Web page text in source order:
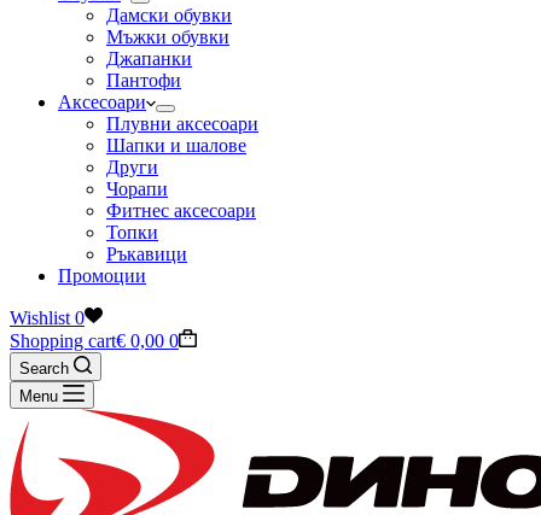
Дамски обувки
Мъжки обувки
Джапанки
Пантофи
Аксесоари
Плувни аксесоари
Шапки и шалове
Други
Чорапи
Фитнес аксесоари
Топки
Ръкавици
Промоции
Wishlist 0
Shopping cart€ 0,00 0
Search
Menu